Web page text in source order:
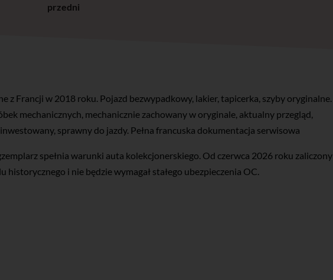
przedni
z Francji w 2018 roku. Pojazd bezwypadkowy, lakier, tapicerka, szyby oryginalne.
mechanicznych, mechanicznie zachowany w oryginale, aktualny przegląd,
sprawny do jazdy. Pełna francuska dokumentacja serwisowa
spełnia warunki auta kolekcjonerskiego. Od czerwca 2026 roku zaliczony
historycznego i nie będzie wymagał stałego ubezpieczenia OC.